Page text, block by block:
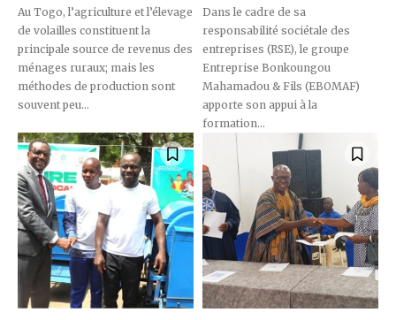
Au Togo, l’agriculture et l’élevage
de volailles constituent la
principale source de revenus des
ménages ruraux; mais les
méthodes de production sont
souvent peu...
Dans le cadre de sa
responsabilité sociétale des
entreprises (RSE), le groupe
Entreprise Bonkoungou
Mahamadou & Fils (EBOMAF)
apporte son appui à la
formation...